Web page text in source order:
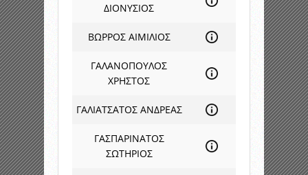
ΔΙΟΝΥΣΙΟΣ
ΒΩΡΡΟΣ ΑΙΜΙΛΙΟΣ
ΓΑΛΑΝΟΠΟΥΛΟΣ
ΧΡΗΣΤΟΣ
ΓΑΛΙΑΤΣΑΤΟΣ ΑΝΔΡΕΑΣ
ΓΑΣΠΑΡΙΝΑΤΟΣ
ΣΩΤΗΡΙΟΣ